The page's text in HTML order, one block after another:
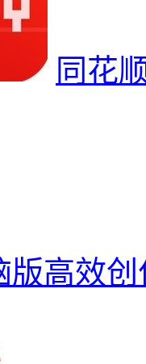
同花
版高效